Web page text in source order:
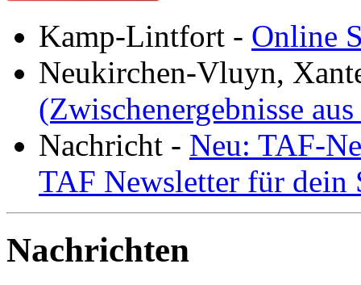
Kamp-Lintfort - Online
Neukirchen-Vluyn,
(Zwischenergebnisse
Nachricht - Neu: TAF-
TAF Newsletter für dein
Nachrichten